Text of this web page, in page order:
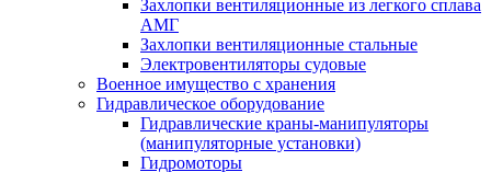
Захлопки вентиляционные из легкого сплава
АМГ
Захлопки вентиляционные стальные
Электровентиляторы судовые
Военное имущество с хранения
Гидравлическое оборудование
Гидравлические краны-манипуляторы
(манипуляторные установки)
Гидромоторы